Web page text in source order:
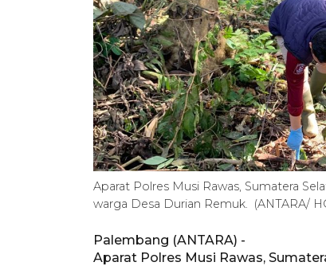
Aparat Polres Musi Rawas, Sumatera
warga Desa Durian Remuk. (ANTARA/
Palembang (ANTARA) -
Aparat Polres Musi Rawas,